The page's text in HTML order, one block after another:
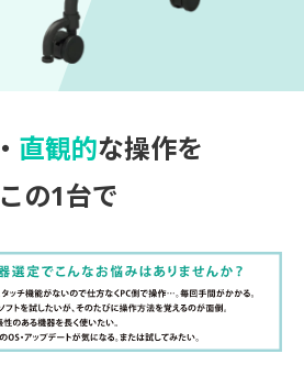
・ 直観的な操作を
この1台で